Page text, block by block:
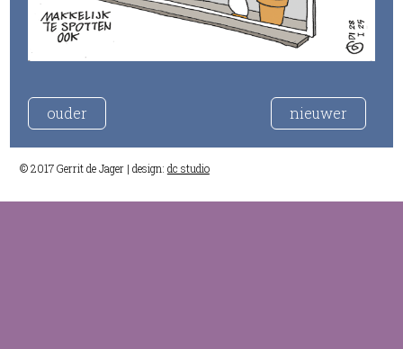
ouder nieuwer
© 2017 Gerrit de Jager | design: dc studio